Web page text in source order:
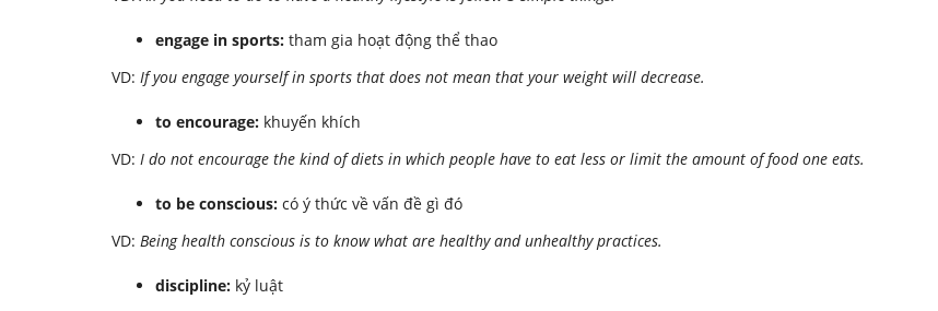
engage in sports: tham gia hoạt động thể thao
VD: If you engage yourself in sports that does not mean that your weight will decrease.
to encourage: khuyến khích
VD: I do not encourage the kind of diets in which people have to eat less or limit the amount of food one eats.
to be conscious: có ý thức về vấn đề gì đó
VD: Being health conscious is to know what are healthy and unhealthy practices.
discipline: kỷ luật